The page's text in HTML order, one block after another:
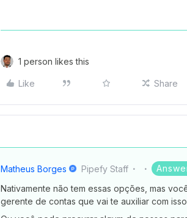
1 person likes this
Like Share
Matheus Borges Pipefy Staff
Nativamente não tem essas opções, mas
gerente de contas que vai te auxiliar com